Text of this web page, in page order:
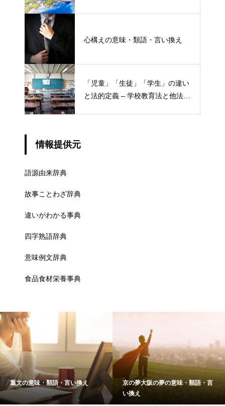
心構えの意味・類語・言い換え
「児童」「生徒」「学生」の違い
と法的定義 – 学校教育法と他法律
情報提供元
語源由来辞典
故事ことわざ辞典
違いがわかる事典
四字熟語辞典
意味例文辞典
食品食材栄養事典
重文の意味・類語・言い換え
京の夢大阪の夢の意味・類語・言
い換え